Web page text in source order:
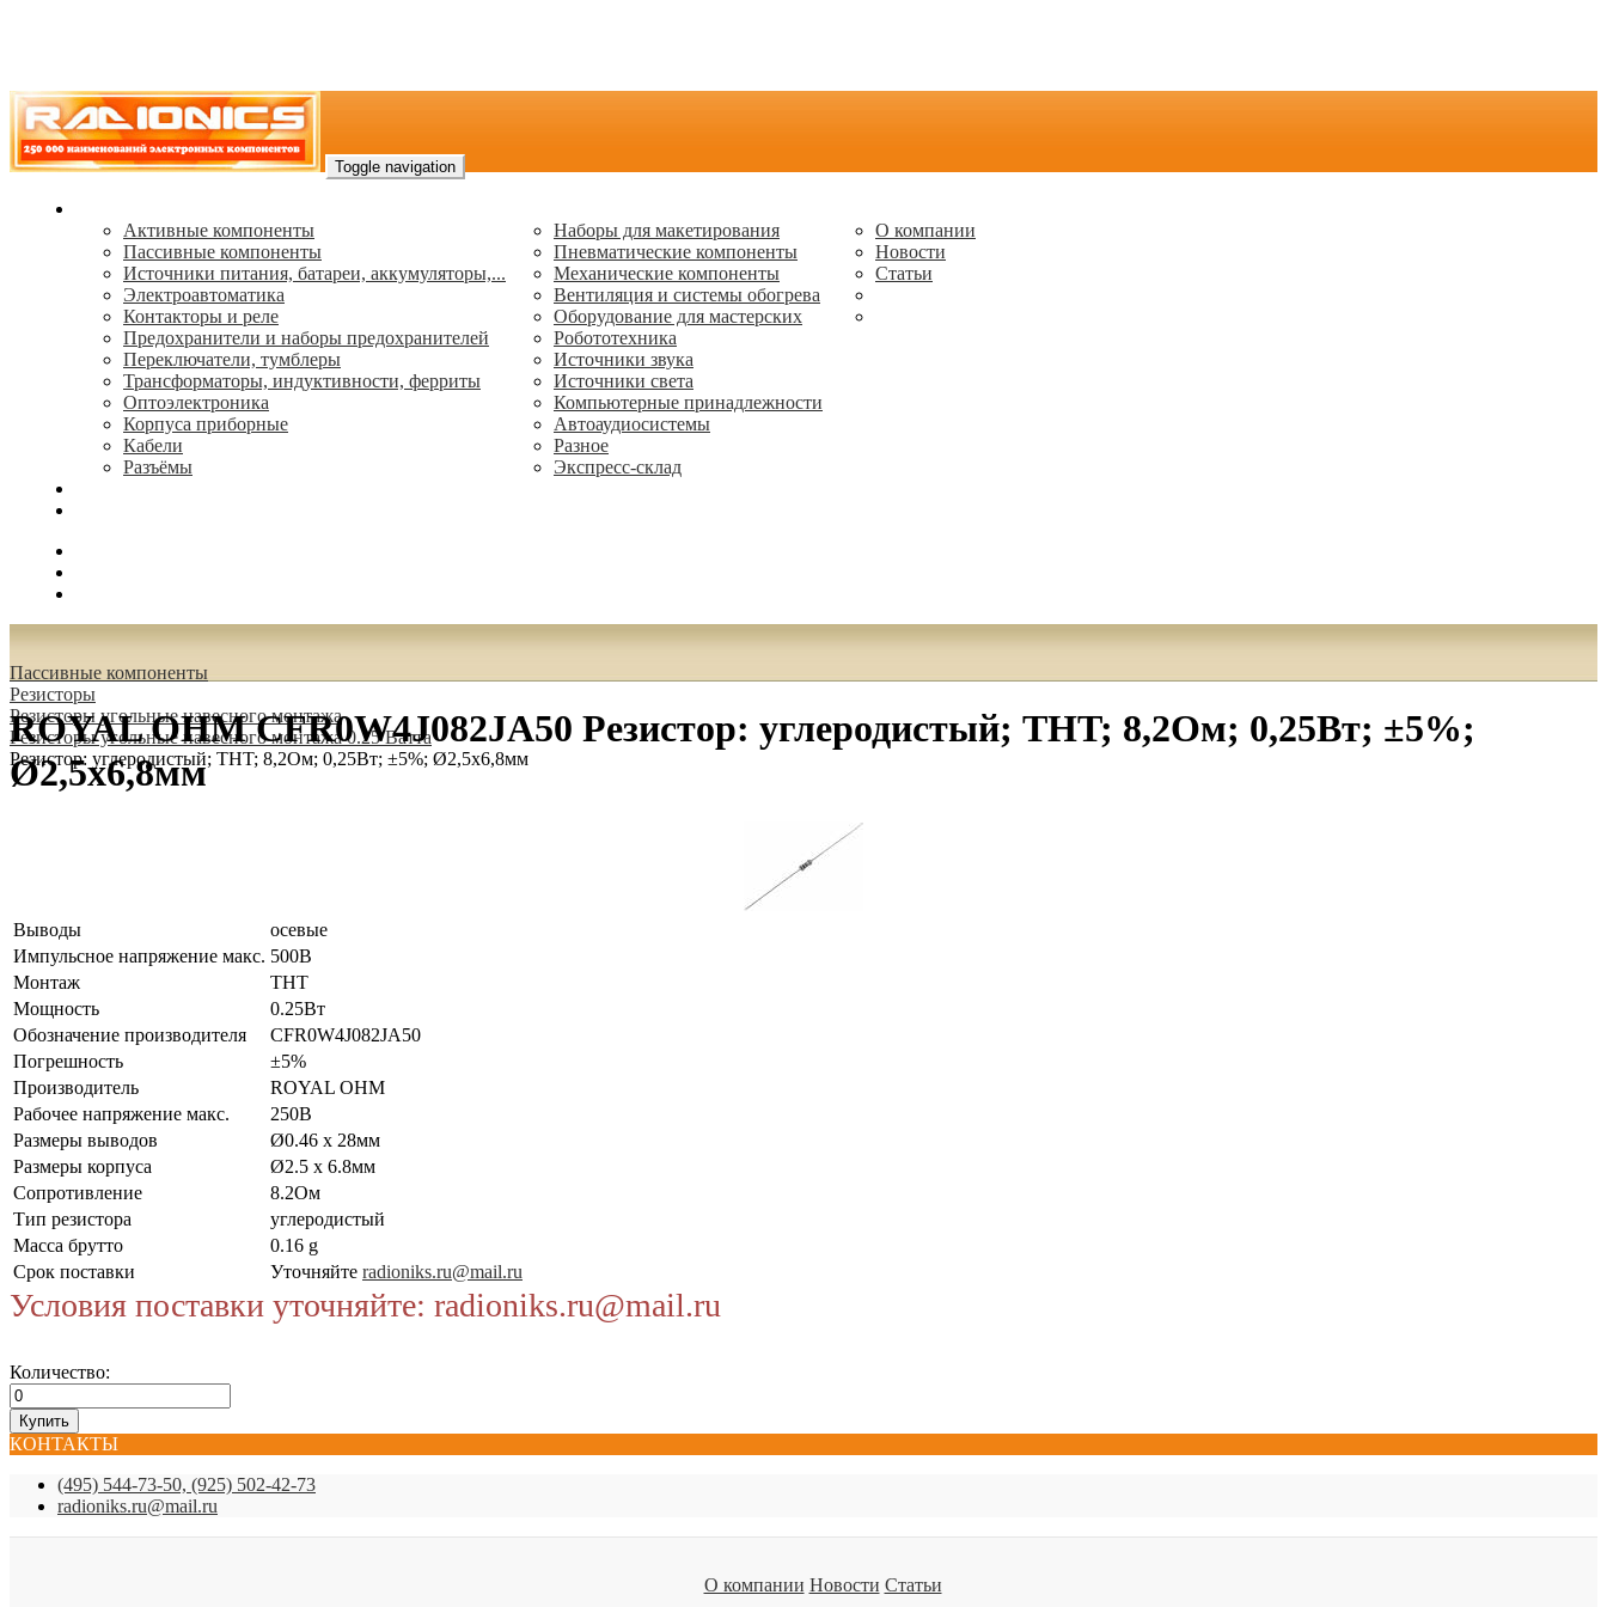
Toggle navigation
Активные компоненты
Пассивные компоненты
Источники питания, батареи, аккумуляторы,...
Электроавтоматика
Контакторы и реле
Предохранители и наборы предохранителей
Переключатели, тумблеры
Трансформаторы, индуктивности, ферриты
Oптоэлектроника
Корпуса приборные
Кабели
Разъёмы
Наборы для макетирования
Пневматические компоненты
Механические компоненты
Вентиляция и системы обогрева
Оборудование для мастерских
Робототехника
Источники звука
Источники света
Компьютерные принадлежности
Автоаудиосистемы
Разное
Экспресс-склад
О компании
Новости
Статьи
Пассивные компоненты
Резисторы
Резисторы угольные навесного монтажа
Резисторы угольные навесного монтажа 0.25 Ватта
Резистор: углеродистый; THT; 8,2Ом; 0,25Вт; ±5%; Ø2,5x6,8мм
ROYAL OHM CFR0W4J082JA50 Резистор: углеродистый; THT; 8,2Ом; 0,25Вт; ±5%;
Ø2,5x6,8мм
Выводы
осевые
Импульсное напряжение макс. 500В
Монтаж
THT
Мощность
0.25Вт
Обозначение производителя
CFR0W4J082JA50
Погрешность
±5%
Производитель
ROYAL OHM
Рабочее напряжение макс.
250В
Размеры выводов
Ø0.46 x 28мм
Размеры корпуса
Ø2.5 x 6.8мм
Сопротивление
8.2Ом
Тип резистора
углеродистый
Масса брутто
0.16 g
Срок поставки
Уточняйте radioniks.ru@mail.ru
Условия поставки уточняйте: radioniks.ru@mail.ru
Количество:
КОНТАКТЫ
(495) 544-73-50, (925) 502-42-73
radioniks.ru@mail.ru
О компании Новости Статьи